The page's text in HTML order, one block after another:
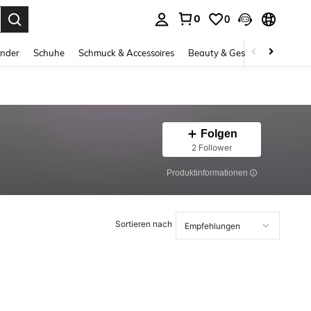
0 0
Schuhe Schmuck & Accessoires Beauty & Gesundheit
Folgen
2 Follower
Produktinformationen
Sortieren nach